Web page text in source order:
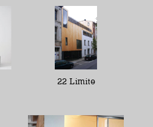
22 Limite